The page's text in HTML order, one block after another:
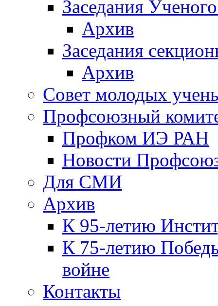
Заседания
Архив
Заседания
Архив
Совет молодых
Профсоюзный
Профком ИЭ РАН
Новости
Для СМИ
Архив
К 95-летию
К 75-летию
войне
Контакты